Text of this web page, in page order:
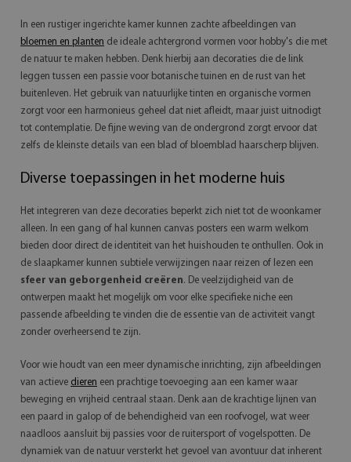
In een rustiger ingerichte kamer kunnen zachte afbeeldingen van
bloemen en planten de ideale achtergrond vormen voor hobby's die met
de natuur te maken hebben. Denk hierbij aan decoraties die de link
leggen tussen een passie voor botanische tuinen en de rust van het
buitenleven. Het gebruik van natuurlijke tinten en organische vormen
zorgt voor een harmonieus geheel dat niet afleidt, maar juist uitnodigt
tot contemplatie. De fijne weving van de ondergrond zorgt ervoor dat
zelfs de kleinste details van een blad of bloemblad haarscherp blijven.
Diverse toepassingen in het moderne huis
Het integreren van deze decoraties beperkt zich niet tot de woonkamer
alleen. In een gang of hal kunnen canvas posters een warm welkom
bieden door direct de identiteit van het huishouden te onthullen. Ook in
de slaapkamer kunnen subtiele verwijzingen naar reizen of lezen een
sfeer van geborgenheid creëren. De veelzijdigheid van de
ontwerpen maakt het mogelijk om voor elke specifieke niche een
passende afbeelding te vinden die de essentie van de activiteit vangt
zonder overheersend te zijn.
Voor wie houdt van een meer dynamische inrichting, zijn afbeeldingen
van actieve dieren een prachtige toevoeging aan een kamer waar
beweging en vrijheid centraal staan. Denk aan de krachtige lijnen van
een paard in galop of de behendigheid van een roofvogel, wat weer
naadloos aansluit bij passies voor de ruitersport of vogelspotten. De
dynamiek van de natuur versterkt het gevoel van avontuur dat inherent